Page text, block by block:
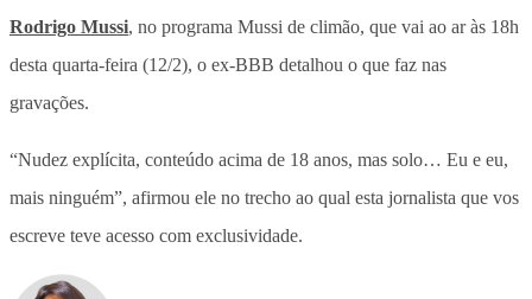
Rodrigo Mussi, no programa Mussi de climão, que vai ao ar às 18h
desta quarta-feira (12/2), o ex-BBB detalhou o que faz nas
gravações.
“Nudez explícita, conteúdo acima de 18 anos, mas solo… Eu e eu,
mais ninguém”, afirmou ele no trecho ao qual esta jornalista que vos
escreve teve acesso com exclusividade.